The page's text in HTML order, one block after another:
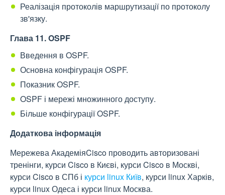
Реалізація протоколів маршрутизації по протоколу
зв'язку.
Глава 11. OSPF
Введення в OSPF.
Основна конфігурація OSPF.
Показник OSPF.
OSPF і мережі множинного доступу.
Більше конфігурації OSPF.
Додаткова інформація
Мережева АкадеміяCisco проводить авторизовані
тренінги, курси Cisco в Києві, курси Cisco в Москві,
курси Cisco в СПб і курси linux Київ, курси linux Харків,
курси linux Одеса і курси linux Москва.